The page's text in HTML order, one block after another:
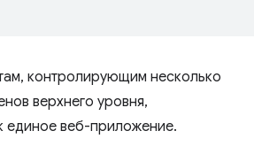
контролирующим несколько
верхнего уровня,
единое веб-приложение.